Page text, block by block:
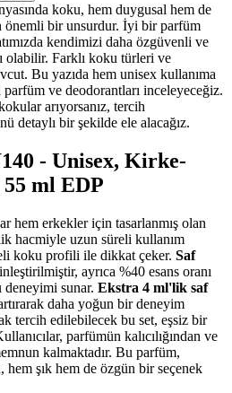
koku, hem duygusal hem de
bir unsurdur. İyi bir parfüm
kendimizi daha özgüvenli ve
olabilir. Farklı koku türleri ve
Bu yazıda hem unisex kullanıma
ve deodorantları inceleyeceğiz.
arıyorsanız, tercih
detaylı bir şekilde ele alacağız.
- Unisex, Kirke-
ml EDP
hem erkekler için tasarlanmış olan
hacmiyle uzun süreli kullanım
koku profili ile dikkat çeker. Saf
ayrıca %40 esans oranı
deneyimi sunar. Ekstra 4 ml'lik saf
daha yoğun bir deneyim
tercih edilebilecek bu set, eşsiz bir
parfümün kalıcılığından ve
kalmaktadır. Bu parfüm,
hem şık hem de özgün bir seçenek